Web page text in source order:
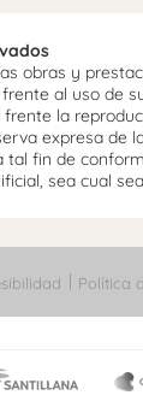
obras y
al uso
frente la
expresa
fin de
sea cual
Política